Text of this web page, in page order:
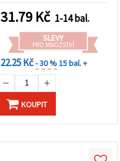
31.79 Kč 1-14 bal.
SLEVY
PRO MNOŽSTVÍ
22.25 Kč- 30 %15 bal. +
KOUPIT